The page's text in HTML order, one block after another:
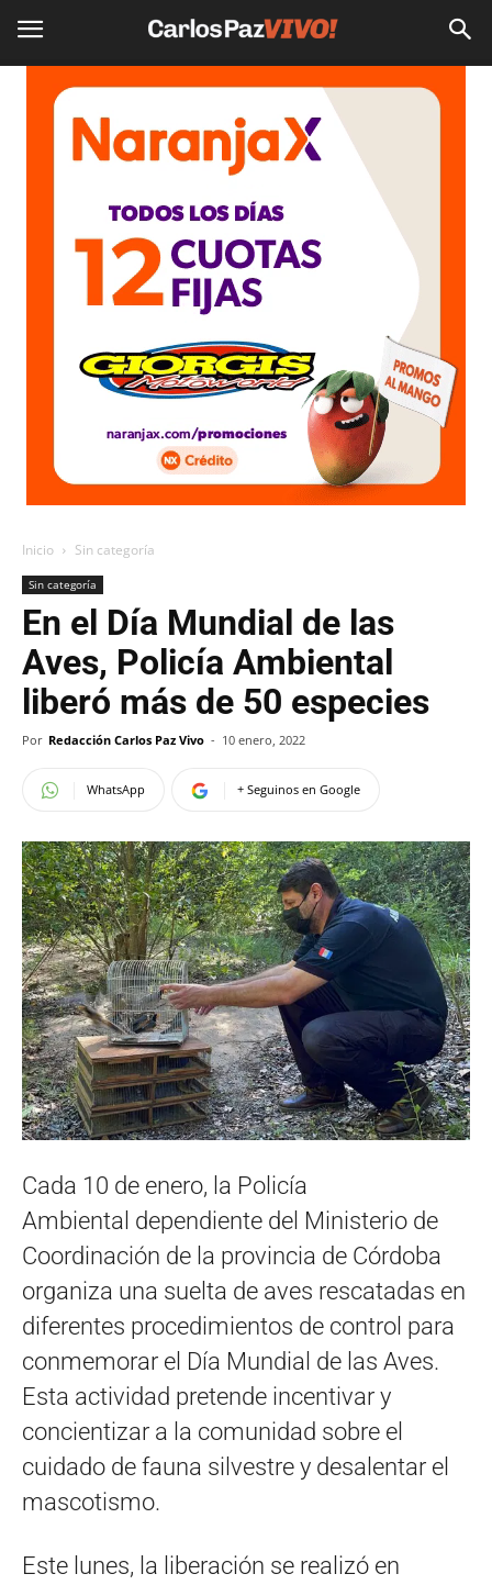
Inicio Sin categoría
Sin categoría
En el Día Mundial de las
Aves, Policía Ambiental
liberó más de 50 especies
Por Redacción Carlos Paz Vivo - 10 enero, 2022
WhatsApp + Seguinos en Google
Cada 10 de enero, la Policía
Ambiental dependiente del Ministerio de
Coordinación de la provincia de Córdoba
organiza una suelta de aves rescatadas en
diferentes procedimientos de control para
conmemorar el Día Mundial de las Aves.
Esta actividad pretende incentivar y
concientizar a la comunidad sobre el
cuidado de fauna silvestre y desalentar el
mascotismo.
Este lunes, la liberación se realizó en